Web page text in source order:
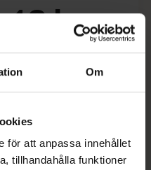
Om
för att anpassa innehållet
tillhandahålla funktioner
kr
kr